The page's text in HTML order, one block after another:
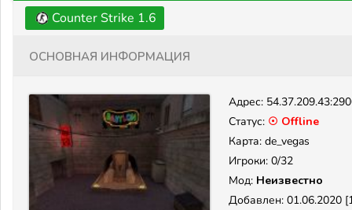
Counter Strike 1.6
Основная информация
Адрес:
Статус: ☉ Offline
Карта: de_vegas
Игроки: 0/32
Мод: Неизвестно
Добавлен: 01.06.2020